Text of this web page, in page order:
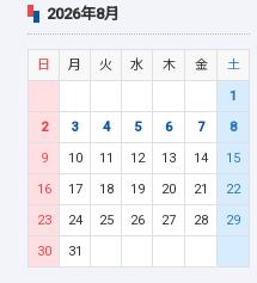
2026年8月
日 月 火 水 木 金
土
1
2
3 4 5 6 7
8
9
10 11 12 13 14
15
16
17 18 19 20 21
22
23
24 25 26 27 28
29
30
31